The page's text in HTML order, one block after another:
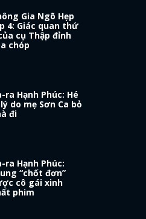
Gia Ngõ Hẹp
4: Giác quan thứ
cụ Thập đỉnh
chóp
ra Hạnh Phúc: Hé
do mẹ Sơn Ca bỏ
đi
ra Hạnh Phúc:
“chốt đơn”
cô gái xinh
phim